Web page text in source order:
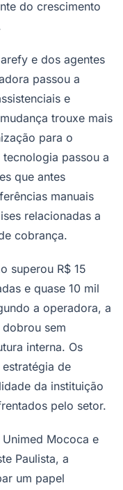
e dos agentes
e
trouxe mais
para o
passou a
que antes
manuais
relacionadas a
cobrança.
superou R$ 15
a operadora, a
sem
interna. Os
de
da instituição
pelo setor.
Mococa e
um papel
das
permitiu ampliar